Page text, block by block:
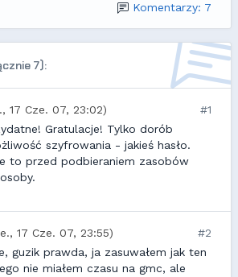
Komentarzy: 7
7):
17 Cze. 07, 23:02)
#1
Gratulacje! Tylko dorób
szyfrowania - jakieś hasło.
to przed podbieraniem zasobów
17 Cze. 07, 23:55)
#2
guzik prawda, ja zasuwałem jak ten
nie miałem czasu na gmc, ale